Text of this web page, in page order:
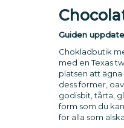
Guiden
Chokladbutik
med en Texas
platsen att ägna
dess former,
godisbit, tårta,
form som du
för alla som